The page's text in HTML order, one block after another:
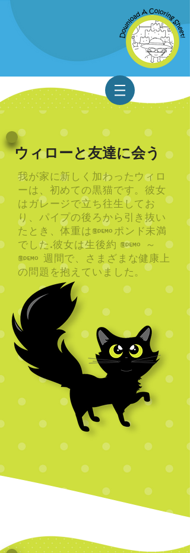
柳の物語
カート
ウィローと友達に会う
我が家に新しく加わったウィロ
ーは、初めての黒猫です。彼女
はガレージで立ち往生してお
り、パイプの後ろから引き抜い
たとき、体重は1ポンド未満
でした.彼女は生後約 3 ～
4 週間で、さまざまな健康上
の問題を抱えていました。